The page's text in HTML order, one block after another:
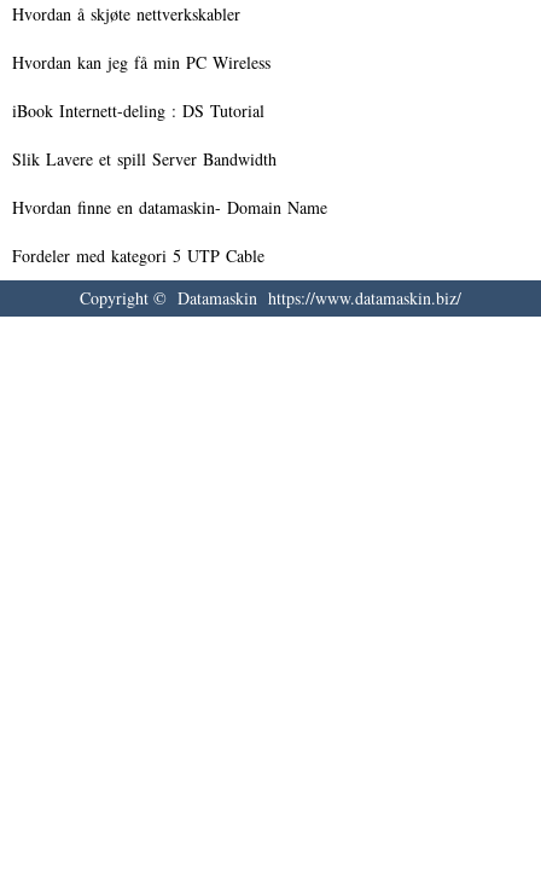
Hvordan å skjøte nettverkskabler
Hvordan kan jeg få min PC Wireless
iBook Internett-deling : DS Tutorial
Slik Lavere et spill Server Bandwidth
Hvordan finne en datamaskin- Domain Name
Fordeler med kategori 5 UTP Cable
Copyright © Datamaskin https://www.datamaskin.biz/